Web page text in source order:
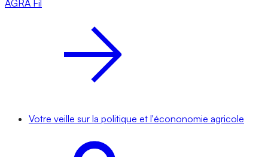
AGRA Fil
Votre veille sur la politique et l'écononomie agricole